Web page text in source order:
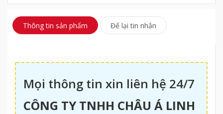
Thông tin sản phẩm Để lại tin nhắn
Mọi thông tin xin liên hệ 24/7
CÔNG TY TNHH CHÂU Á LINH